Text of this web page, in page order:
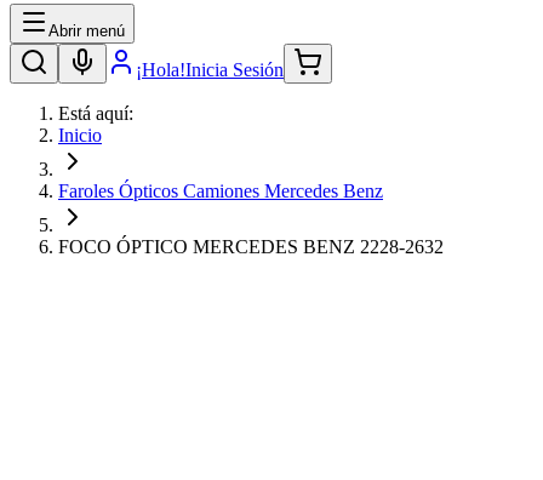
Abrir menú
¡Hola!Inicia Sesión
Está aquí:
Inicio
Faroles Ópticos Camiones Mercedes Benz
FOCO ÓPTICO MERCEDES BENZ 2228-2632